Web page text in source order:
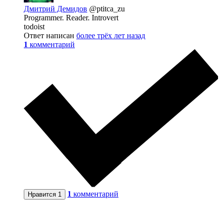
Дмитрий Демидов @ptitca_zu
Programmer. Reader. Introvert
todoist
Ответ написан более трёх лет назад
1 комментарий
Нравится 1 1 комментарий